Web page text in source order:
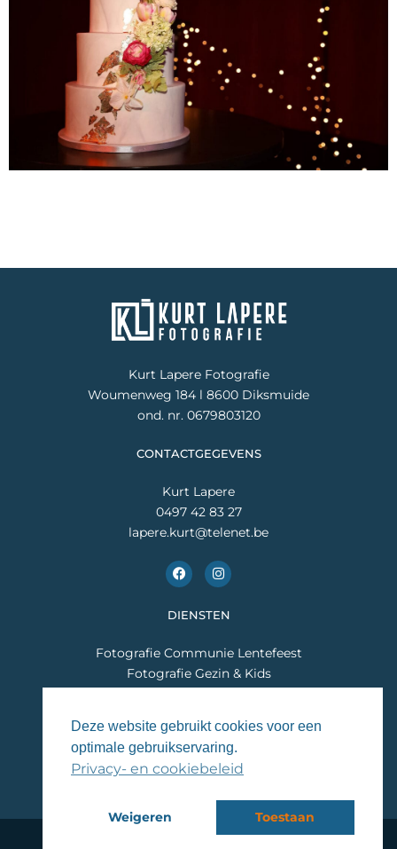
Kurt Lapere Fotografie
Woumenweg 184 l 8600 Diksmuide
ond. nr. 0679803120
CONTACTGEGEVENS
Kurt Lapere
0497 42 83 27
lapere.kurt@telenet.be
F
a
c
b
o
k
I
n
s
a
r
a
m
DIENSTEN
Fotografie Communie Lentefeest
Fotografie Gezin & Kids
VOLG JE MIJ AL?
Algemene voorwaarden-
Deze website gebruikt cookies voor een
optimale gebruikservaring.
Privacy- en cookiebeleid
Weigeren Toestaan